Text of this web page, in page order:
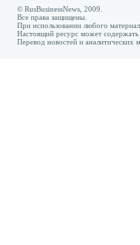
© RusBusinessNews, 2009.
Все права защищены.
При использовании любого
Настоящий ресурс может содержать
Перевод новостей и аналитических